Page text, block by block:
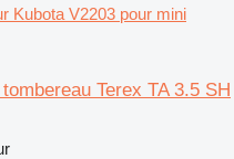
Kubota V2203 pour mini
Terex TA 3.5 SH